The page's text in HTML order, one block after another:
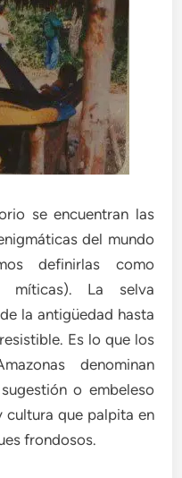
se encuentran las
del mundo
definirlas como
míticas). La selva
la antigüedad hasta
Es lo que los
denominan
o embeleso
cultura que palpita en
frondosos.